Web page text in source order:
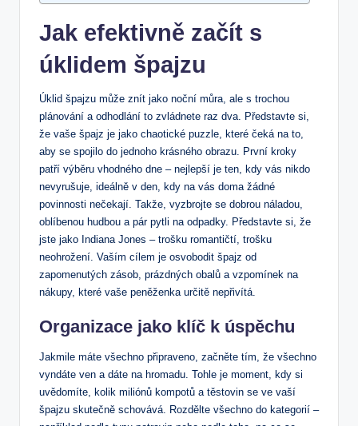
Jak efektivně začít s
úklidem špajzu
Úklid špajzu může znít jako noční můra, ale s trochou
plánování a odhodlání to zvládnete raz dva. Představte si,
že vaše špajz je jako chaotické puzzle, které čeká na to,
aby se spojilo do jednoho krásného obrazu. První kroky
patří výběru vhodného dne – nejlepší je ten, kdy vás nikdo
nevyrušuje, ideálně v den, kdy na vás doma žádné
povinnosti nečekají. Takže, vyzbrojte se dobrou náladou,
oblíbenou hudbou a pár pytli na odpadky. Představte si, že
jste jako Indiana Jones – trošku romantičtí, trošku
neohrožení. Vaším cílem je osvobodit špajz od
zapomenutých zásob, prázdných obalů a vzpomínek na
nákupy, které vaše peněženka určitě nepřivítá.
Organizace jako klíč k úspěchu
Jakmile máte všechno připraveno, začněte tím, že všechno
vyndáte ven a dáte na hromadu. Tohle je moment, kdy si
uvědomíte, kolik miliónů kompotů a těstovin se ve vaší
špajzu skutečně schovává. Rozdělte všechno do kategorií –